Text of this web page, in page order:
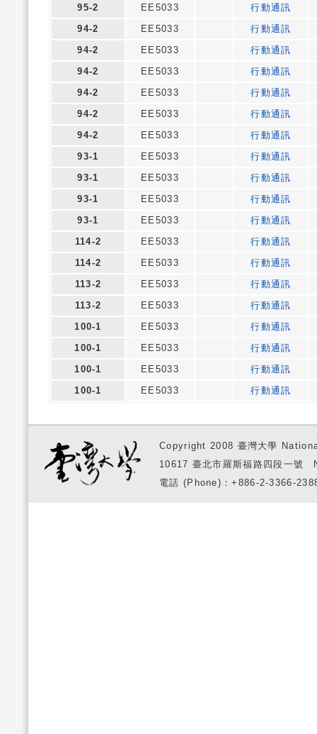
95-2
EE5033
行動通訊
94-2
EE5033
行動通訊
94-2
EE5033
行動通訊
94-2
EE5033
行動通訊
94-2
EE5033
行動通訊
94-2
EE5033
行動通訊
94-2
EE5033
行動通訊
93-1
EE5033
行動通訊
93-1
EE5033
行動通訊
93-1
EE5033
行動通訊
93-1
EE5033
行動通訊
114-2
EE5033
行動通訊
114-2
EE5033
行動通訊
113-2
EE5033
行動通訊
113-2
EE5033
行動通訊
100-1
EE5033
行動通訊
100-1
EE5033
行動通訊
100-1
EE5033
行動通訊
100-1
EE5033 行動通訊
Copyright 2008 臺灣大學
10617 臺北市羅斯福路四段一
電話 (Phone)：+886-2-3366-